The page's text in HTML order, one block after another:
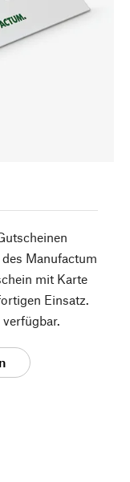
Manufactum
mit Karte
Einsatz.